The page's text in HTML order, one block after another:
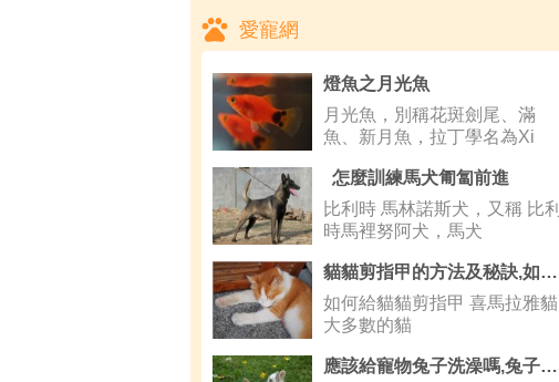
愛寵網
燈魚之月光魚
月光魚，別稱花斑劍尾、滿
魚、新月魚，拉丁學名為Xi
怎麼訓練馬犬匍匐前進
比利時 馬林諾斯犬，又稱 比利
時馬裡努阿犬，馬犬
貓貓剪指甲的方法及秘訣,如何給貓貓剪指甲
如何給貓貓剪指甲 喜馬拉雅貓
大多數的貓
應該給寵物兔子洗澡嗎,兔子洗澡